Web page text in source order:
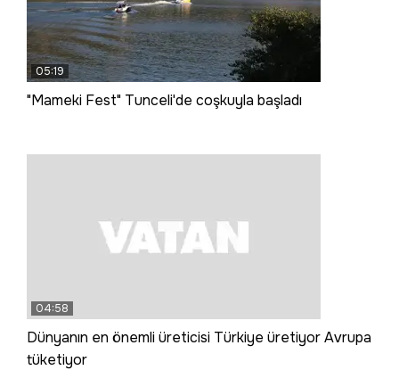
05:19
"Mameki Fest" Tunceli'de coşkuyla başladı
04:58
Dünyanın en önemli üreticisi Türkiye üretiyor Avrupa
tüketiyor